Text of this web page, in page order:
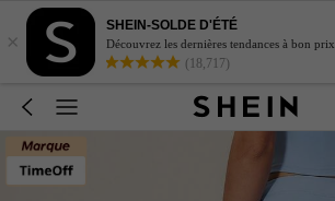
×
SHEIN-SOLDE D'ÉTÉ
Découvrez les dernières tendances à bon prix.
(18,717)